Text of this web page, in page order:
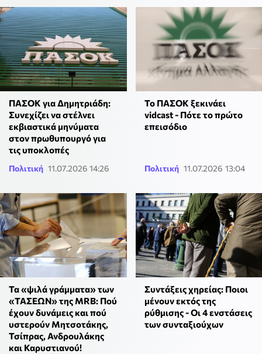
ΠΑΣΟΚ για Δημητριάδη:
Συνεχίζει να στέλνει
εκβιαστικά μηνύματα
στον πρωθυπουργό για
τις υποκλοπές
Πολιτική 11.07.2026 14:26
Το ΠΑΣΟΚ ξεκινάει
vidcast - Πότε το πρώτο
επεισόδιο
Πολιτική 11.07.2026 13:04
Τα «ψιλά γράμματα» των
«ΤΑΣΕΩΝ» της MRB: Πού
έχουν δυνάμεις και πού
υστερούν Μητσοτάκης,
Τσίπρας, Ανδρουλάκης
και Καρυστιανού!
Συντάξεις χηρείας: Ποιοι
μένουν εκτός της
ρύθμισης - Οι 4 ενστάσεις
των συνταξιούχων